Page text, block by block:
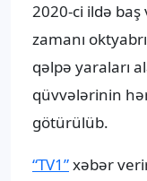
2020-ci ildə
zamanı
qəlpə yaraları
qüvvələrinin
götürülüb.
“TV1”xəbər